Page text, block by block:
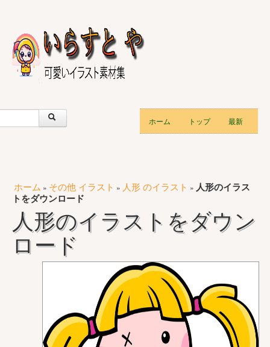
ホーム トップ 最新
ホーム » その他 イラスト » 人形 のイラスト » 人形のイラス
トをダウンロード
人形のイラストをダウン
ロード